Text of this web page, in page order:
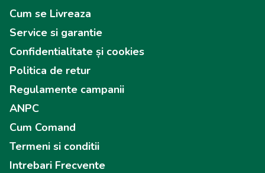
Cum se Livreaza
Service si garantie
Confidentialitate și cookies
Politica de retur
Regulamente campanii
ANPC
Cum Comand
Termeni si conditii
Intrebari Frecvente